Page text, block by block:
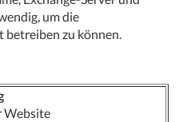
um die
zu können.
Website